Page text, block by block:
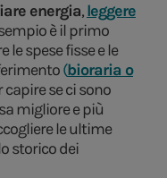
energia,leggere
è il primo
le spese fisse e le
(bioraria o
se ci sono
migliore e più
le ultime
storico dei